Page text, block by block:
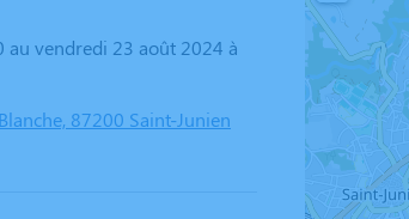
87200 Saint-Junien